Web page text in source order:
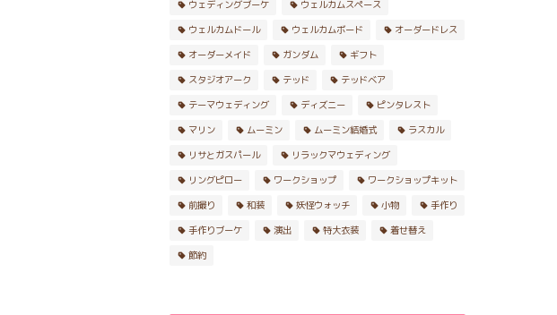
ウェディングブーケ
ウェルカムスペース
ウェルカムドール
ウェルカムボード
オーダードレス
オーダーメイド
ガンダム
ギフト
スタジオアーク
テッド
テッドベア
テーマウェディング
ディズニー
ピンタレスト
マリン
ムーミン ムーミン結婚式
ラスカル
リサとガスパール
リラックマウェディング
リングピロー
ワークショップ
ワークショップキット
前撮り
和装 妖怪ウォッチ 小物
手作り
手作りブーケ
演出 特大衣装
着せ替え
節約